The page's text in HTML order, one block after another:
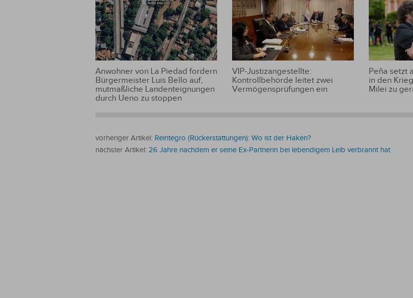
Anwohner von La Piedad fordern
Bürgermeister Luis Bello auf,
mutmaßliche Landenteignungen
durch Ueno zu stoppen
VIP-Justizangestellte:
Kontrollbehörde leitet zwei
Vermögensprüfungen ein
Peña setzt
in den
Milei zu
vorheriger Artikel: Reintegro (Rückerstattungen): Wo ist der Haken?
nächster Artikel: 26 Jahre nachdem er seine Ex-Partnerin bei lebendigem Leib verbrannt hat